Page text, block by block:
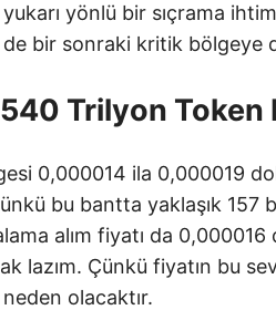
yönlü bir sıçrama
bir sonraki kritik bölgeye
Trilyon Token
0,000014 ila 0,000019
bu bantta yaklaşık
alım fiyatı da
lazım. Çünkü fiyatın bu
neden olacaktır.